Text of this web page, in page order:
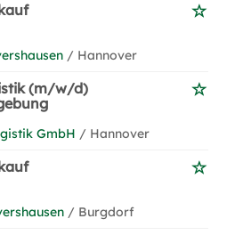
/ Hannover
(m/w/d)
GmbH / Hannover
/ Burgdorf